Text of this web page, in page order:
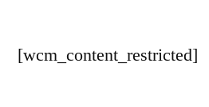
[wcm_content_restricted]